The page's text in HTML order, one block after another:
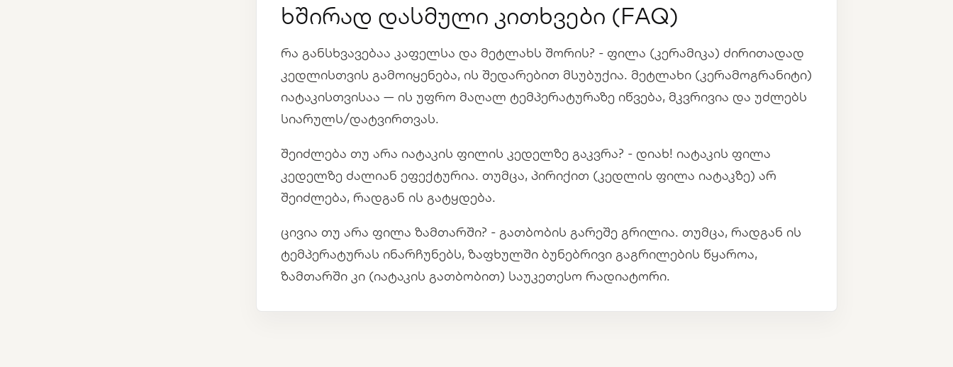
ხშირად დასმული კითხვები (FAQ)
რა განსხვავებაა კაფელსა და მეტლახს შორის? - ფილა (კერამიკა) ძირითადად
კედლისთვის გამოიყენება, ის შედარებით მსუბუქია. მეტლახი (კერამოგრანიტი)
იატაკისთვისაა — ის უფრო მაღალ ტემპერატურაზე იწვება, მკვრივია და უძლებს
სიარულს/დატვირთვას.
შეიძლება თუ არა იატაკის ფილის კედელზე გაკვრა? - დიახ! იატაკის ფილა
კედელზე ძალიან ეფექტურია. თუმცა, პირიქით (კედლის ფილა იატაკზე) არ
შეიძლება, რადგან ის გატყდება.
ცივია თუ არა ფილა ზამთარში? - გათბობის გარეშე გრილია. თუმცა, რადგან ის
ტემპერატურას ინარჩუნებს, ზაფხულში ბუნებრივი გაგრილების წყაროა,
ზამთარში კი (იატაკის გათბობით) საუკეთესო რადიატორი.